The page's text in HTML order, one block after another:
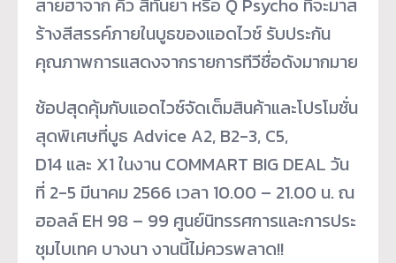
ร้างสีสรรค์ภายในบูธของแอดไวซ์ รับประกัน
คุณภาพการแสดงจากรายการทีวีชื่อดังมากมาย
ช้อปสุดคุ้มกับแอดไวซ์จัดเต็มสินค้าและโปรโมชั่น
สุดพิเศษที่บูธ Advice A2, B2-3, C5,
D14 และ X1 ในงาน COMMART BIG DEAL วัน
ที่ 2-5 มีนาคม 2566 เวลา 10.00 – 21.00 น. ณ
ฮอลล์ EH 98 – 99 ศูนย์นิทรรศการและการประ
ชุมไบเทค บางนา งานนี้ไม่ควรพลาด!!